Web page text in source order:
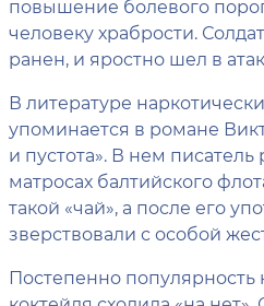
повышение болевого
человеку храбрости.
ранен, и яростно шел в
В литературе
упоминается в романе
и пустота». В нем писатель
матросах балтийского
такой «чай», а после его
зверствовали с особой
Постепенно популярность